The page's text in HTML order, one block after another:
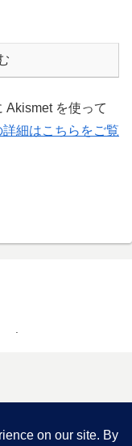
Akismet を使って
細はこちらをご覧
.